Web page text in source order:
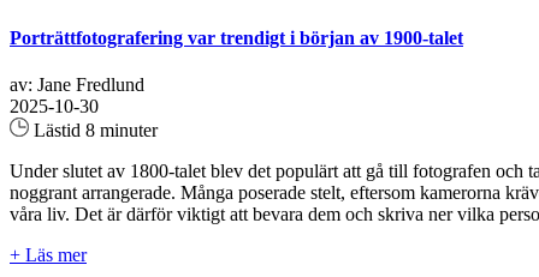
Porträttfotografering var trendigt i början av 1900-talet
av: Jane Fredlund
2025-10-30
Lästid 8 minuter
Under slutet av 1800-talet blev det populärt att gå till fotografen och
noggrant arrangerade. Många poserade stelt, eftersom kamerorna
våra liv. Det är därför viktigt att bevara dem och skriva ner vilka
+ Läs mer